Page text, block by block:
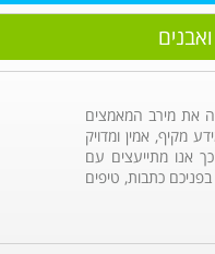
את מירב המאמצים
מקיף, אמין ומדויק
אנו מתייעצים עם
כתבות, טיפים